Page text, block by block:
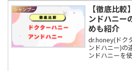
染まらないと
シャンプー
【徹底比
ンドハニー
めも紹介
dr.honey(ドク
ンドハニー)の
ンドハニーを